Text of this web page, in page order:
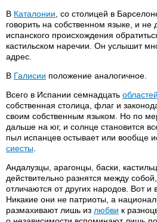
В Каталонии , со столицей в
говорить на собственном языке, и не
испанского происхождения
кастильском наречии. Он услышит
адрес.
В Галисии положение аналогичное.
Всего в Испании семнадцать областей
собственная столица, флаг и
своим собственным языком. Но по
дальше на юг, и солнце становится
пыл испанцев остывает или вообще
сиесты
Андалузцы, арагонцы, баски,
действительно разнятся между
отличаются от других народов. Вот и
Никакие они не патриоты, а
размахивают лишь из любви к